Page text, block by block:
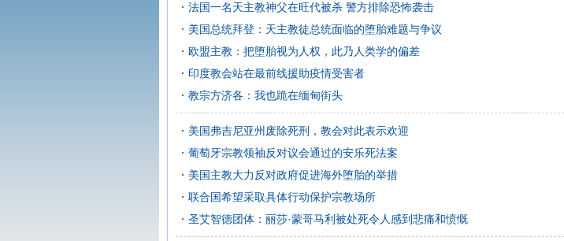
法国一名天主教神父在旺代被杀 警方排除恐怖袭击
美国总统拜登：天主教徒总统面临的堕胎难题与争议
欧盟主教：把堕胎视为人权，此乃人类学的偏差
印度教会站在最前线援助疫情受害者
教宗方济各：我也跪在缅甸街头
美国弗吉尼亚州废除死刑，教会对此表示欢迎
葡萄牙宗教领袖反对议会通过的安乐死法案
美国主教大力反对政府促进海外堕胎的举措
联合国希望采取具体行动保护宗教场所
圣艾智德团体：丽莎·蒙哥马利被处死令人感到悲痛和愤慨